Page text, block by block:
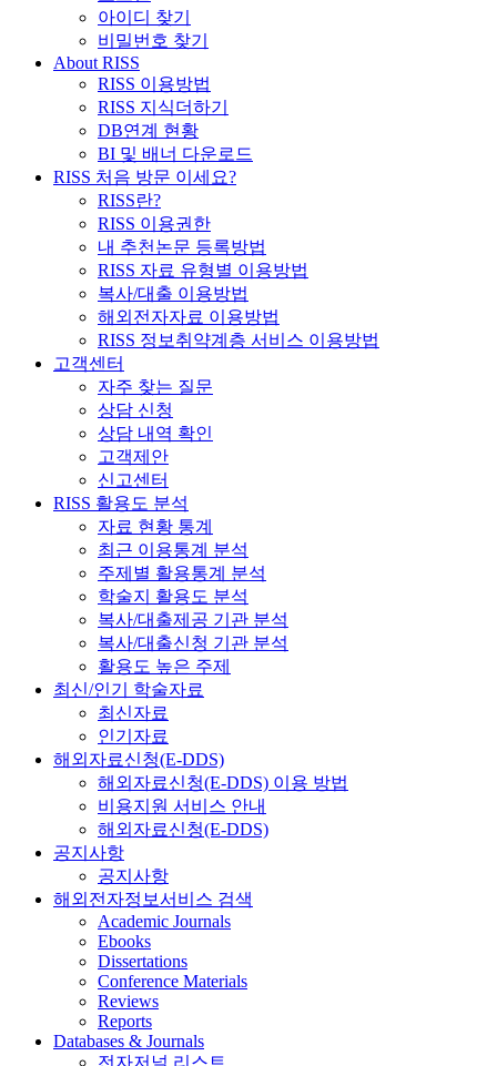
아이디 찾기
비밀번호 찾기
About RISS
RISS 이용방법
RISS 지식더하기
DB연계 현황
BI 및 배너 다운로드
RISS 처음 방문 이세요?
RISS란?
RISS 이용권한
내 추천논문 등록방법
RISS 자료 유형별 이용방법
복사/대출 이용방법
해외전자자료 이용방법
RISS 정보취약계층 서비스 이용방법
고객센터
자주 찾는 질문
상담 신청
상담 내역 확인
고객제안
신고센터
RISS 활용도 분석
자료 현황 통계
최근 이용통계 분석
주제별 활용통계 분석
학술지 활용도 분석
복사/대출제공 기관 분석
복사/대출신청 기관 분석
활용도 높은 주제
최신/인기 학술자료
최신자료
인기자료
해외자료신청(E-DDS)
해외자료신청(E-DDS) 이용 방법
비용지원 서비스 안내
해외자료신청(E-DDS)
공지사항
공지사항
해외전자정보서비스 검색
Academic Journals
Ebooks
Dissertations
Conference Materials
Reviews
Reports
Databases & Journals